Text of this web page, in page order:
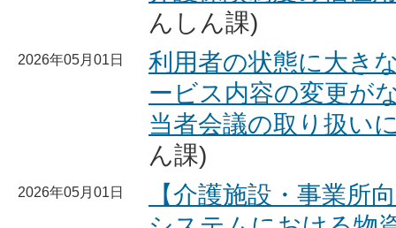
んしん課)
2026年05月01日
利用者の状態に大き
ービス内容の変更が
当者会議の取り扱い
ん課)
2026年05月01日
【介護施設・事業所